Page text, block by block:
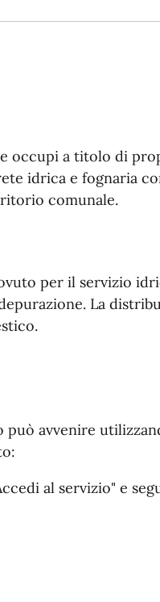
occupi a titolo di
idrica e fognaria
comunale.
per il servizio
La
avvenire
al servizio" e